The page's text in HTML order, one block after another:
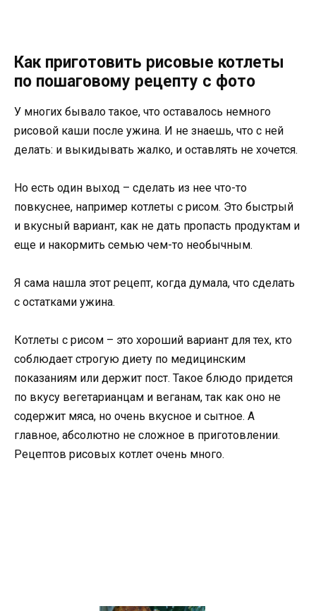
Как приготовить рисовые котлеты
по пошаговому рецепту с фото
У многих бывало такое, что оставалось немного
рисовой каши после ужина. И не знаешь, что с ней
делать: и выкидывать жалко, и оставлять не хочется.
Но есть один выход – сделать из нее что-то
повкуснее, например котлеты с рисом. Это быстрый
и вкусный вариант, как не дать пропасть продуктам и
еще и накормить семью чем-то необычным.
Я сама нашла этот рецепт, когда думала, что сделать
с остатками ужина.
Котлеты с рисом – это хороший вариант для тех, кто
соблюдает строгую диету по медицинским
показаниям или держит пост. Такое блюдо придется
по вкусу вегетарианцам и веганам, так как оно не
содержит мяса, но очень вкусное и сытное. А
главное, абсолютно не сложное в приготовлении.
Рецептов рисовых котлет очень много.